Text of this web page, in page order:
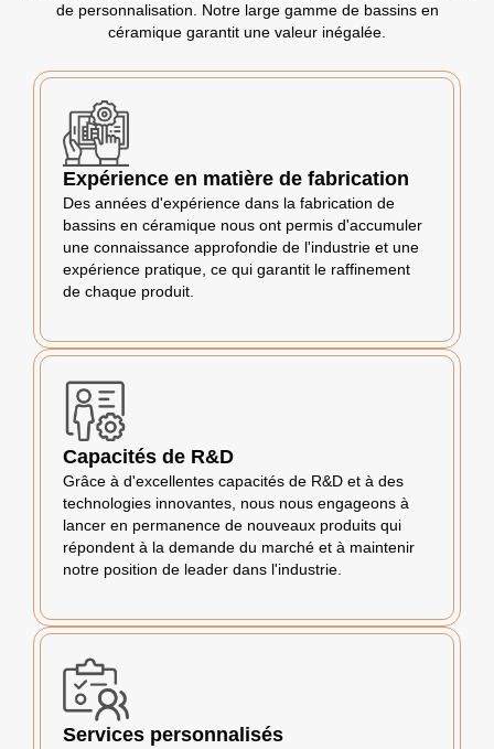
de personnalisation. Notre large gamme de bassins en
céramique garantit une valeur inégalée.
Expérience en matière de fabrication
Des années d'expérience dans la fabrication de
bassins en céramique nous ont permis d'accumuler
une connaissance approfondie de l'industrie et une
expérience pratique, ce qui garantit le raffinement
de chaque produit.
Capacités de R&D
Grâce à d'excellentes capacités de R&D et à des
technologies innovantes, nous nous engageons à
lancer en permanence de nouveaux produits qui
répondent à la demande du marché et à maintenir
notre position de leader dans l'industrie.
Services personnalisés